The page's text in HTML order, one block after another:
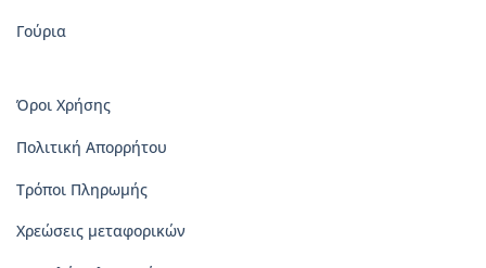
Γούρια
Όροι Χρήσης
Πολιτική Απορρήτου
Τρόποι Πληρωμής
Χρεώσεις μεταφορικών